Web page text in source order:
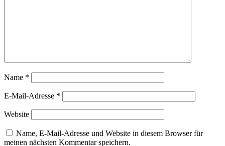
Name *
E-Mail-Adresse *
Website
Name, E-Mail-Adresse und Website in diesem Browser für
meinen nächsten Kommentar speichern.